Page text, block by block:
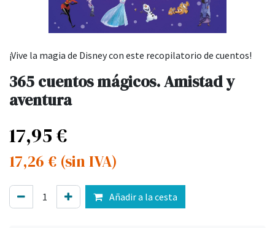
¡Vive la magia de Disney con este recopilatorio de cuentos!
365 cuentos mágicos. Amistad y
aventura
17,95€
17,26 € (sin IVA)
Añadir a la cesta